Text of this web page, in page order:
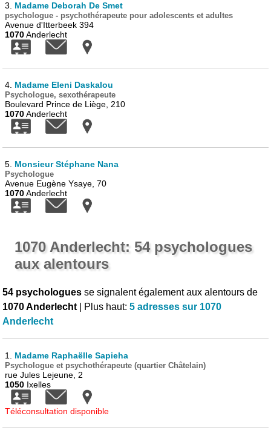
3. Madame Deborah De Smet
psychologue - psychothérapeute pour adolescents et adultes
Avenue d'Itterbeek 394
1070Anderlecht
4. Madame Eleni Daskalou
Psychologue, sexothérapeute
Boulevard Prince de Liège, 210
1070Anderlecht
5. Monsieur Stéphane Nana
Psychologue
Avenue Eugène Ysaye, 70
1070Anderlecht
1070 Anderlecht: 54 psychologues
aux alentours
54 psychologues se signalent également aux alentours de
1070 Anderlecht | Plus haut:5 adresses sur 1070
Anderlecht
1. Madame Raphaëlle Sapieha
Psychologue et psychothérapeute (quartier Châtelain)
rue Jules Lejeune, 2
1050 Ixelles
Téléconsultation disponible